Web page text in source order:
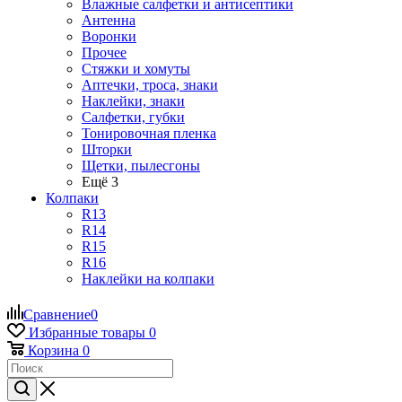
Влажные салфетки и антисептики
Антенна
Воронки
Прочее
Стяжки и хомуты
Аптечки, троса, знаки
Наклейки, знаки
Салфетки, губки
Тонировочная пленка
Шторки
Щетки, пылесгоны
Ещё 3
Колпаки
R13
R14
R15
R16
Наклейки на колпаки
Сравнение0
Избранные товары 0
Корзина 0